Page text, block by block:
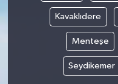
Kavaklıdere
Menteşe
Seydikemer